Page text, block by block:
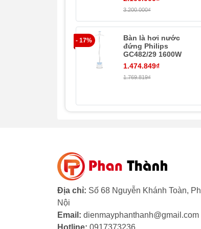
Lò vi sóng dung tích 20 lít sử
Kiểu dáng truyền thống, đơn
3.200.000₫
- 17%
Bàn là hơi nước
đứng Philips
GC482/29 1600W
1.474.849₫
1.769.819₫
Địa chỉ: Số 68 Nguyễn Khánh Toàn,
Nội
Email: dienmayphanthanh@gmail.com
Hotline: 0917373236